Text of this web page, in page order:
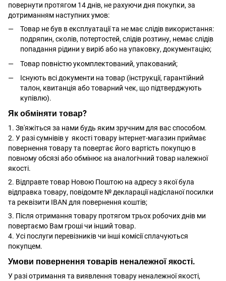
повернути протягом 14 днів, не рахуючи дня покупки, за
дотриманням наступних умов:
Товар не був в експлуатації та не має слідів використання:
подряпин, сколів, потертостей, слідів розтину, немає слідів
попадання рідини у виріб або на упаковку, документацію;
Товар повністю укомплектований, упакований;
Існують всі документи на товар (інструкції, гарантійний
талон, квитанція або товарний чек, що підтверджують
купівлю).
Як обміняти товар?
1. Зв'яжіться за нами будь яким зручним для вас способом.
2. У разі сумнівів у якості товару інтернет-магазин приймає
повернення товару та повертає його вартість покупцю в
повному обсязі або обмінює на аналогічний товар належної
якості.
2. Відправте товар Новою Поштою на адресу з якої була
відправка товару, повідомте № декларації надісланої посилки
та реквізити IBAN для повернення коштів;
3. Після отримання товару протягом трьох робочих днів ми
повертаємо Вам гроші чи інший товар.
4. Усі послуги перевізників чи інші комісії сплачуються
покупцем.
Умови повернення товарів неналежної якості.
У разі отримання та виявлення товару неналежної якості,